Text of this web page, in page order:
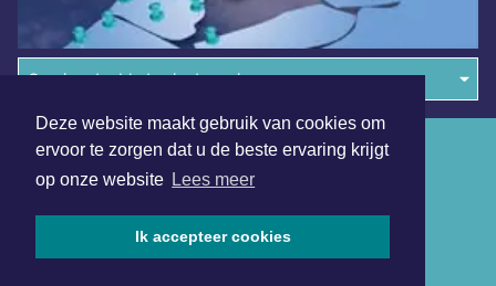
Deze website maakt gebruik van cookies om
ervoor te zorgen dat u de beste ervaring krijgt
op onze website Lees meer
Ik accepteer cookies
Overige dagbladen in de regio
Algemene voorwaarden
Disclaimer